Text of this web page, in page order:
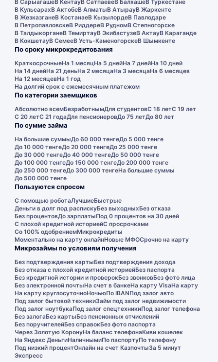
В СарыагашеВ КентауВ СатпаевеВ БалхашеВ Туркестане
В КульсарахВ АктобеВ АлматыВ АтырауВ Жаркенте
В ЖезказганеВ КостанаеВ КызылордеВ Павлодаре
В ПетропавловскеВ РиддереВ РудномВ Степногорске
В ТалдыкорганеВ ТемиртауВ ЭкибастузеВ АктауВ Караганде
В КокшетауВ СемееВ Усть-КаменогорскеВ Шымкенте
По сроку микрокредитования
КраткосрочныеНа 1 месяцНа 5 днейНа 7 днейНа 10 дней
На 14 днейНа 21 деньНа 2 месяцаНа 3 месяцаНа 6 месяцев
На 12 месяцевНа 1 год
На долгий срок с ежемесячным платежом
По категории заемщиков
Абсолютно всемБезработнымДля студентовС 18 летС 19 лет
С 20 летС 21 годаДля пенсионеровДо 75 летДо 80 лет
По сумме займа
На большие суммыДо 60 000 тенгеДо 5 000 тенге
До 10 000 тенгеДо 20 000 тенгеДо 25 000 тенге
До 30 000 тенгеДо 40 000 тенгеДо 50 000 тенге
До 100 000 тенгеДо 150 000 тенгеДо 200 000 тенге
До 250 000 тенгеДо 300 000 тенгеНа большие суммы
До 500 000 тенге
Пользуются спросом
С помощью роботаЛучшиеБыстрые
Деньги в долг под распискуБез выходныхБез отказа
Без процентовДо зарплатыПод 0 процентов на 30 дней
С плохой кредитной историейС просрочками
Со 100% одобрениемМикрокредиты
Моментально на карту онлайнНовые МФОСрочно на карту
Микрозаймы по условиям получения
Без подтверждения картыБез подтверждения дохода
Без отказа с плохой кредитной историейБез паспорта
Без кредитной истории и проверокБез звонковБез фото лица
Без электронной почтыНа счет в банкеНа карту VisaНа карту
На карту круглосуточноНочьюПо IBANПод залог авто
Под залог бытовой техникиЗайм под залог недвижимости
Под залог ноутбукаПод залог спецтехникиПод залог телефона
Без залогаБез картыБез пенсионных отчислений
Без поручителейБез справокБез фото паспорта
Через Золотую КоронуНа баланс телефонаКиви кошелек
На Яндекс ДеньгиНаличнымиПо паспортуПо телефону
Под низкий процентОнлайн на счет КазпочтыЗа 5 минут
Экспресс